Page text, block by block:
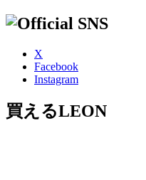
X
Facebook
Instagram
買えるLEON